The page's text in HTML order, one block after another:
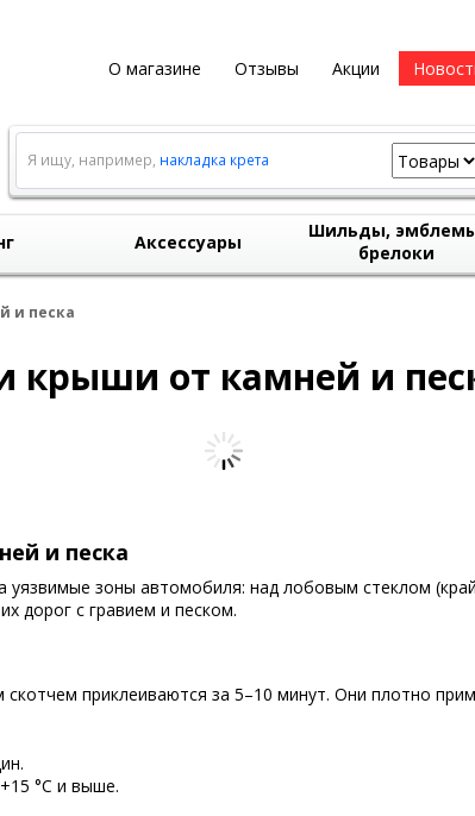
О магазине Отзывы Акции
Я ищу, например, накладка крета
Аксессуары
Шильды,
брелоки
и песка
крыши от камней и
и песка
уязвимые зоны автомобиля: над лобовым стеклом
дорог с гравием и песком.
приклеиваются за 5–10 минут. Они плотно
°C и выше.